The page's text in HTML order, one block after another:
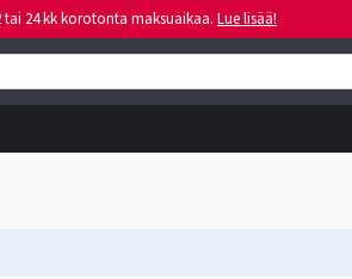
24 kk korotonta maksuaikaa. Lue lisää!